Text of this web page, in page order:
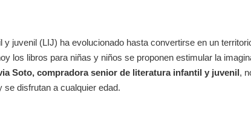
y juvenil (LIJ) ha evolucionado hasta convertirse en un
los libros para niñas y niños se proponen estimular la
Soto, compradora senior de literatura infantil y juvenil,
se disfrutan a cualquier edad.